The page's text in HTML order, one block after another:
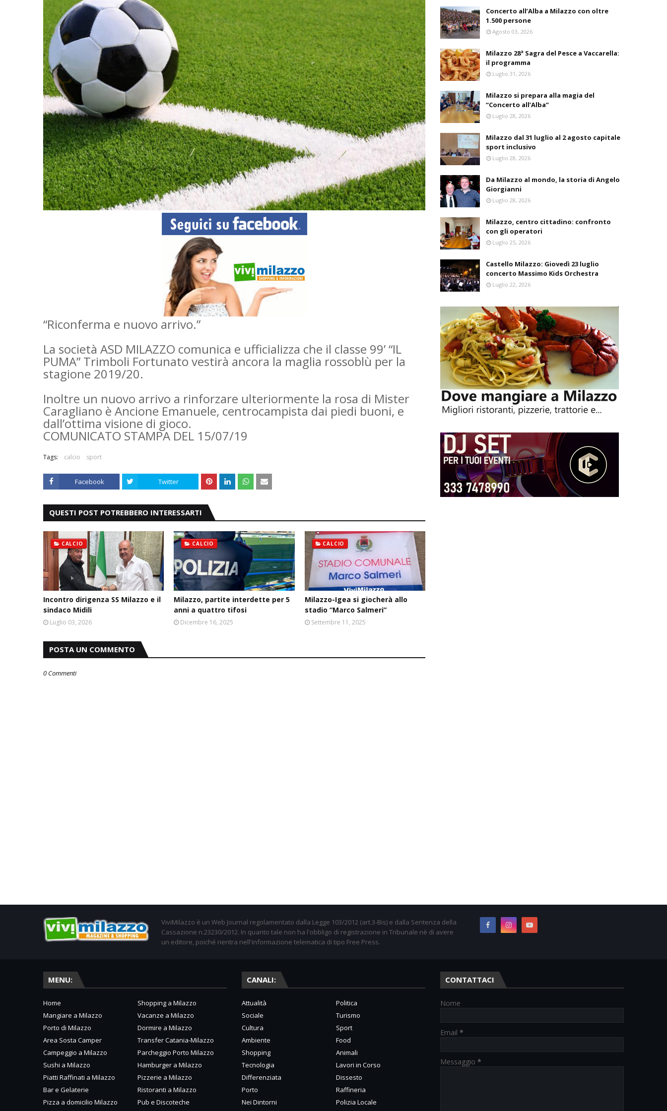
“Riconferma e nuovo arrivo.”
La società ASD MILAZZO comunica e ufficializza che il classe 99’ “IL
PUMA” Trimboli Fortunato vestirà ancora la maglia rossoblù per la
stagione 2019/20.
Inoltre un nuovo arrivo a rinforzare ulteriormente la rosa di Mister
Caragliano è Ancione Emanuele, centrocampista dai piedi buoni, e
dall’ottima visione di gioco.
COMUNICATO STAMPA DEL 15/07/19
Tags: calcio sport
Facebook Twitter
QUESTI POST POTREBBERO INTERESSARTI
CALCIO
Incontro dirigenza SS Milazzo e il
sindaco Midili
Luglio 03, 2026
CALCIO
Milazzo, partite interdette per 5
anni a quattro tifosi
Dicembre 16, 2025
CALCIO
Milazzo-Igea si giocherà allo
stadio “Marco Salmeri”
Settembre 11, 2025
POSTA UN COMMENTO
0 Commenti
Concerto all’Alba a Milazzo con oltre
1.500 persone
Agosto 03, 2026
Milazzo 28ª Sagra del Pesce a Vaccarella:
il programma
Luglio 31, 2026
Milazzo si prepara alla magia del
“Concerto all’Alba”
Luglio 28, 2026
Milazzo dal 31 luglio al 2 agosto capitale
sport inclusivo
Luglio 28, 2026
Da Milazzo al mondo, la storia di Angelo
Giorgianni
Luglio 28, 2026
Milazzo, centro cittadino: confronto
con gli operatori
Luglio 25, 2026
Castello Milazzo: Giovedì 23 luglio
concerto Massimo Kids Orchestra
Luglio 22, 2026
ViviMilazzo è un Web Journal regolamentato dalla Legge 103/2012 (art.3-Bis) e dalla Sentenza della
Cassazione n.23230/2012. In quanto tale non ha l'obbligo di registrazione in Tribunale nè di avere
un editore, poiché rientra nell'informazione telematica di tipo Free Press.
MENU:
Home
Shopping a Milazzo
Mangiare a Milazzo
Vacanze a Milazzo
Porto di Milazzo
Dormire a Milazzo
Area Sosta Camper
Transfer Catania-Milazzo
Campeggio a Milazzo
Parcheggio Porto Milazzo
Sushi a Milazzo
Hamburger a Milazzo
Piatti Raffinati a Milazzo
Pizzerie a Milazzo
Bar e Gelaterie
Ristoranti a Milazzo
Pizza a domicilio Milazzo
Pub e Discoteche
CANALI:
Attualità
Politica
Sociale
Turismo
Cultura
Sport
Ambiente
Food
Shopping
Animali
Tecnologia
Lavori in Corso
Differenziata
Dissesto
Porto
Raffineria
Nei Dintorni
Polizia Locale
CONTATTACI
Nome
Email *
Messaggio *